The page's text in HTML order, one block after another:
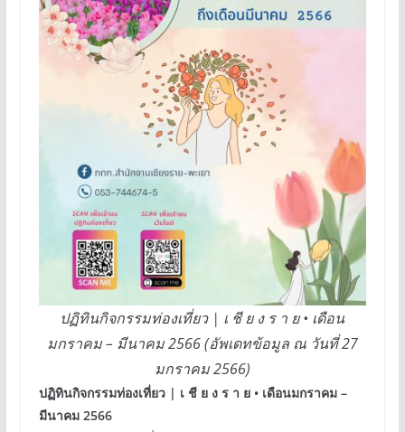
ปฏิทินกิจกรรมท่องเที่ยว | เ ชี ย ง ร า ย • เดือน
มกราคม – มีนาคม 2566 (อัพเดทข้อมูล ณ วันที่ 27
มกราคม 2566)
ปฏิทินกิจกรรมท่องเที่ยว | เ ชี ย ง ร า ย • เดือนมกราคม –
มีนาคม 2566